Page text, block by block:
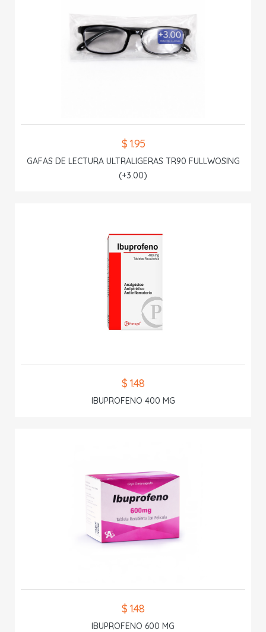
$ 1.95
GAFAS DE LECTURA ULTRALIGERAS TR90 FULLWOSING
(+3.00)
$ 1.48
IBUPROFENO 400 MG
$ 1.48
IBUPROFENO 600 MG